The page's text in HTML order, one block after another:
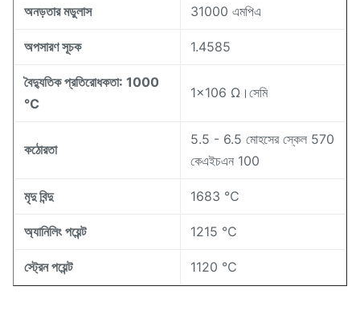
অনড়তার মডুলাস 31000 এমপিএ
অপসারণ সূচক 1.4585
বৈদ্যুতিক প্রতিরোধকতা: 1000
℃
1x106 Ω।সেমি
কঠোরতা
5.5 - 6.5 মোহসের স্কেল 570
কেএইচএন 100
মৃদু বিন্দু 1683 ℃
অ্যানিলিং পয়েন্ট 1215 ℃
স্ট্রেন পয়েন্ট 1120 ℃